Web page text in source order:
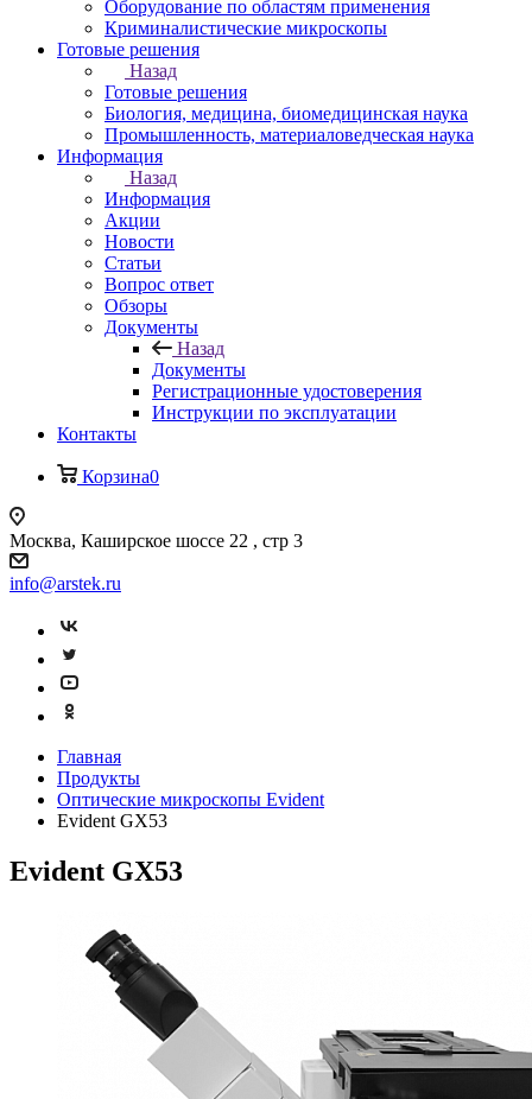
Оборудование по областям применения
Криминалистические микроскопы
Готовые решения
Назад
Готовые решения
Биология, медицина, биомедицинская наука
Промышленность, материаловедческая наука
Информация
Назад
Информация
Акции
Новости
Статьи
Вопрос ответ
Обзоры
Документы
Назад
Документы
Регистрационные удостоверения
Инструкции по эксплуатации
Контакты
Корзина0
Москва, Каширское шоссе 22 , стр 3
info@arstek.ru
Главная
Продукты
Оптические микроскопы Evident
Evident GX53
Evident GX53